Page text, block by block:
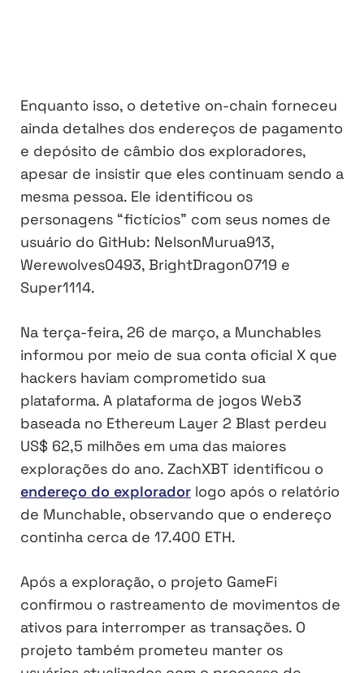
Enquanto isso, o detetive on-chain forneceu
ainda detalhes dos endereços de pagamento
e depósito de câmbio dos exploradores,
apesar de insistir que eles continuam sendo a
mesma pessoa. Ele identificou os
personagens “fictícios” com seus nomes de
usuário do GitHub: NelsonMurua913,
Werewolves0493, BrightDragon0719 e
Super1114.
Na terça-feira, 26 de março, a Munchables
informou por meio de sua conta oficial X que
hackers haviam comprometido sua
plataforma. A plataforma de jogos Web3
baseada no Ethereum Layer 2 Blast perdeu
US$ 62,5 milhões em uma das maiores
explorações do ano. ZachXBT identificou o
endereço do explorador logo após o relatório
de Munchable, observando que o endereço
continha cerca de 17.400 ETH.
Após a exploração, o projeto GameFi
confirmou o rastreamento de movimentos de
ativos para interromper as transações. O
projeto também prometeu manter os